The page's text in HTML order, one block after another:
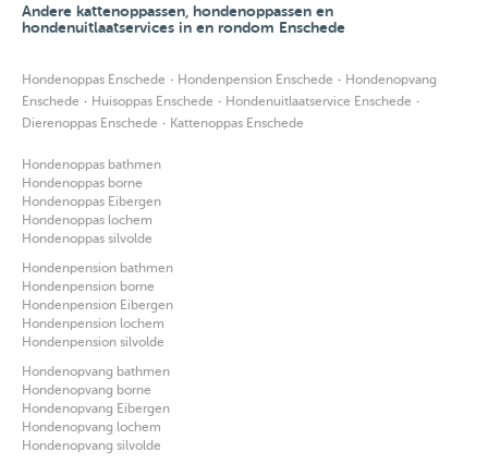
Andere kattenoppassen, hondenoppassen en
hondenuitlaatservices in en rondom Enschede
Hondenoppas Enschede · Hondenpension Enschede · Hondenopvang
Enschede · Huisoppas Enschede · Hondenuitlaatservice Enschede ·
Dierenoppas Enschede · Kattenoppas Enschede
Hondenoppas bathmen
Hondenoppas borne
Hondenoppas Eibergen
Hondenoppas lochem
Hondenoppas silvolde
Hondenpension bathmen
Hondenpension borne
Hondenpension Eibergen
Hondenpension lochem
Hondenpension silvolde
Hondenopvang bathmen
Hondenopvang borne
Hondenopvang Eibergen
Hondenopvang lochem
Hondenopvang silvolde